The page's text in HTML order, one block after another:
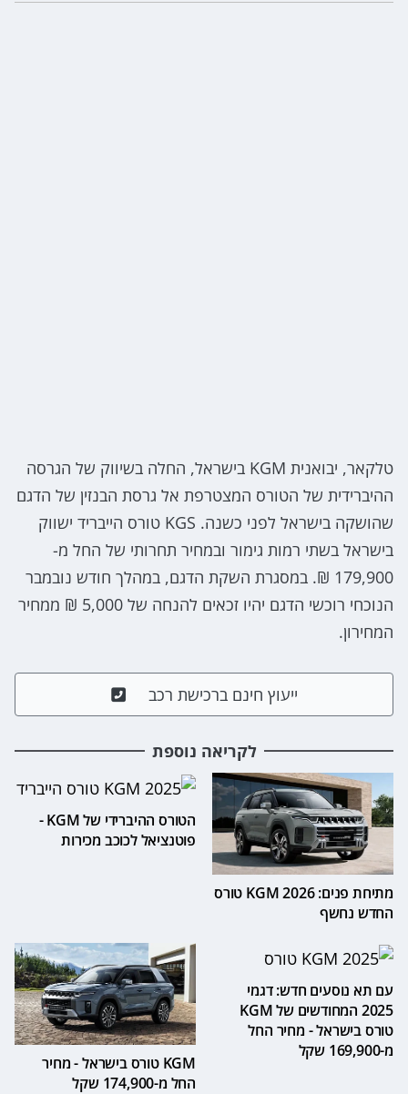
טלקאר, יבואנית KGM בישראל, החלה בשיווק של הגרסה
ההיברידית של הטורס המצטרפת אל גרסת הבנזין של הדגם
שהושקה בישראל לפני כשנה. KGS טורס הייבריד ישווק
בישראל בשתי רמות גימור ובמחיר תחרותי של החל מ-
179,900 ₪. במסגרת השקת הדגם, במהלך חודש נובמבר
הנוכחי רוכשי הדגם יהיו זכאים להנחה של 5,000 ₪ ממחיר
המחירון.
ייעוץ חינם ברכישת רכב
לקריאה נוספת
מתיחת פנים: 2026 KGM טורס
החדש נחשף
הטורס ההיברידי של KGM -
פוטנציאל לכוכב מכירות
עם תא נוסעים חדש: דגמי
2025 המחודשים של KGM
טורס בישראל - מחיר החל
מ-169,900 שקל
KGM טורס בישראל - מחיר
החל מ-174,900 שקל